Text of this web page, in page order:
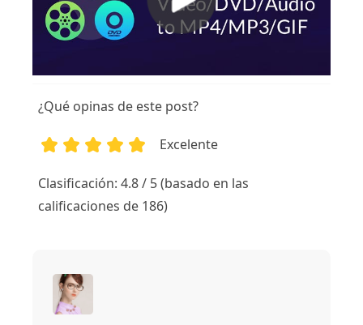
¿Qué opinas de este post?
Excelente
Clasificación: 4.8 / 5 (basado en las
calificaciones de 186)